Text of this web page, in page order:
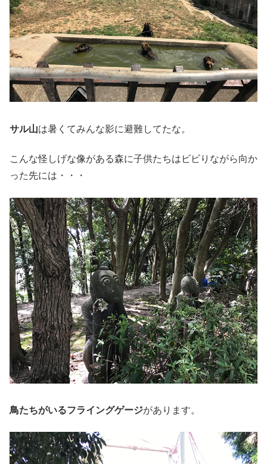
サル山は暑くてみんな影に避難してたな。
こんな怪しげな像がある森に子供たちはビビりながら向か
った先には・・・
鳥たちがいるフライングゲージがあります。